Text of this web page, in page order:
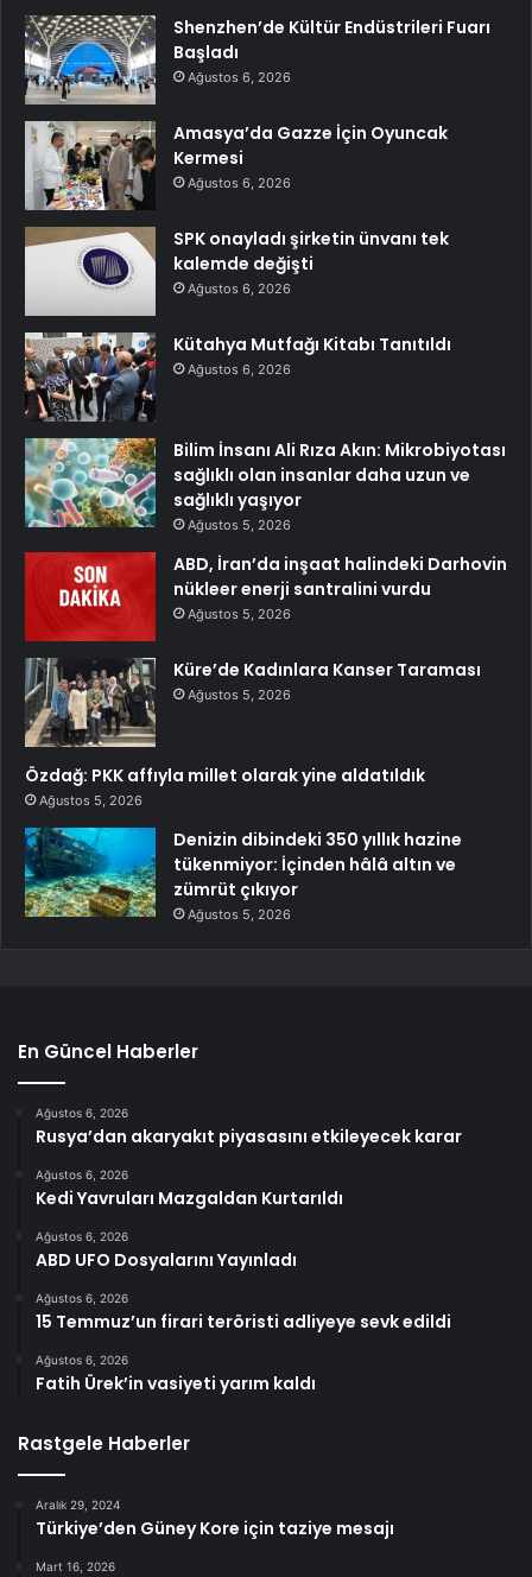
Shenzhen’de Kültür Endüstrileri Fuarı
Başladı
Ağustos 6, 2026
Amasya’da Gazze İçin Oyuncak
Kermesi
Ağustos 6, 2026
SPK onayladı şirketin ünvanı tek
kalemde değişti
Ağustos 6, 2026
Kütahya Mutfağı Kitabı Tanıtıldı
Ağustos 6, 2026
Bilim İnsanı Ali Rıza Akın: Mikrobiyotası
sağlıklı olan insanlar daha uzun ve
sağlıklı yaşıyor
Ağustos 5, 2026
ABD, İran’da inşaat halindeki Darhovin
nükleer enerji santralini vurdu
Ağustos 5, 2026
Küre’de Kadınlara Kanser Taraması
Ağustos 5, 2026
Özdağ: PKK affıyla millet olarak yine aldatıldık
Ağustos 5, 2026
Denizin dibindeki 350 yıllık hazine
tükenmiyor: İçinden hâlâ altın ve
zümrüt çıkıyor
Ağustos 5, 2026
En Güncel Haberler
Ağustos 6, 2026
Rusya’dan akaryakıt piyasasını etkileyecek karar
Ağustos 6, 2026
Kedi Yavruları Mazgaldan Kurtarıldı
Ağustos 6, 2026
ABD UFO Dosyalarını Yayınladı
Ağustos 6, 2026
15 Temmuz’un firari teröristi adliyeye sevk edildi
Ağustos 6, 2026
Fatih Ürek’in vasiyeti yarım kaldı
Rastgele Haberler
Aralık 29, 2024
Türkiye’den Güney Kore için taziye mesajı
Mart 16, 2026